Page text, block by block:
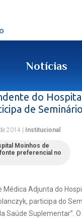
Notícias
do
de
2014 | Institucional
Moinhos de
preferencial no
Adjunta do
participa do
Saúde Suplementar”.